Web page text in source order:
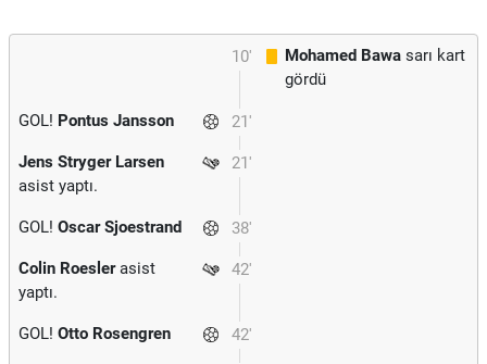
10' Mohamed Bawa sarı kart
gördü
21'
GOL! Pontus Jansson
21'
Jens Stryger Larsen
asist yaptı.
38'
GOL! Oscar Sjoestrand
42'
Colin Roeslerasist
yaptı.
42'
GOL! Otto Rosengren